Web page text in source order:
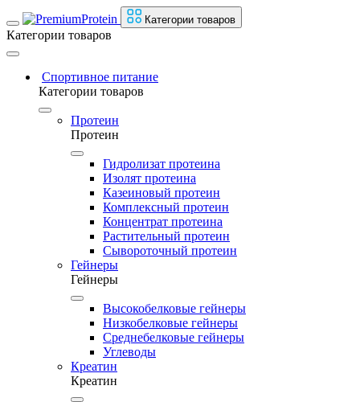
Категории товаров
Категории товаров
Спортивное питание
Категории товаров
Протеин
Протеин
Гидролизат протеина
Изолят протеина
Казеиновый протеин
Комплексный протеин
Концентрат протеина
Растительный протеин
Сывороточный протеин
Гейнеры
Гейнеры
Высокобелковые гейнеры
Низкобелковые гейнеры
Среднебелковые гейнеры
Углеводы
Креатин
Креатин